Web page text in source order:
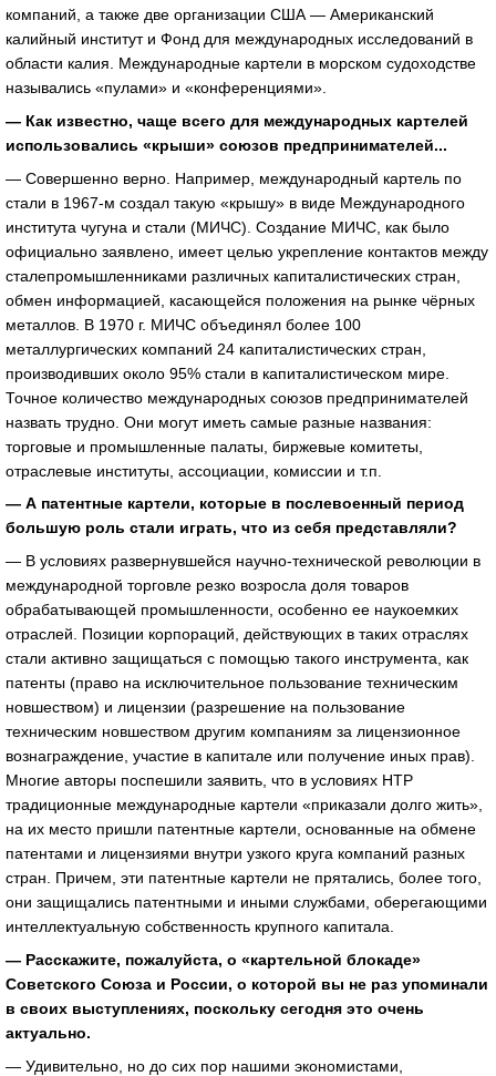
компаний, а также две организации США — Американский
калийный институт и Фонд для международных исследований в
области калия. Международные картели в морском судоходстве
назывались «пулами» и «конференциями».
— Как известно, чаще всего для международных картелей
использовались «крыши» союзов предпринимателей...
— Совершенно верно. Например, международный картель по
стали в 1967-м создал такую «крышу» в виде Международного
института чугуна и стали (МИЧС). Создание МИЧС, как было
официально заявлено, имеет целью укрепление контактов между
сталепромышленниками различных капиталистических стран,
обмен информацией, касающейся положения на рынке чёрных
металлов. В 1970 г. МИЧС объединял более 100
металлургических компаний 24 капиталистических стран,
производивших около 95% стали в капиталистическом мире.
Точное количество международных союзов предпринимателей
назвать трудно. Они могут иметь самые разные названия:
торговые и промышленные палаты, биржевые комитеты,
отраслевые институты, ассоциации, комиссии и т.п.
— А патентные картели, которые в послевоенный период
большую роль стали играть, что из себя представляли?
— В условиях развернувшейся научно-технической революции в
международной торговле резко возросла доля товаров
обрабатывающей промышленности, особенно ее наукоемких
отраслей. Позиции корпораций, действующих в таких отраслях
стали активно защищаться с помощью такого инструмента, как
патенты (право на исключительное пользование техническим
новшеством) и лицензии (разрешение на пользование
техническим новшеством другим компаниям за лицензионное
вознаграждение, участие в капитале или получение иных прав).
Многие авторы поспешили заявить, что в условиях НТР
традиционные международные картели «приказали долго жить»,
на их место пришли патентные картели, основанные на обмене
патентами и лицензиями внутри узкого круга компаний разных
стран. Причем, эти патентные картели не прятались, более того,
они защищались патентными и иными службами, оберегающими
интеллектуальную собственность крупного капитала.
— Расскажите, пожалуйста, о «картельной блокаде»
Советского Союза и России, о которой вы не раз упоминали
в своих выступлениях, поскольку сегодня это очень
актуально.
— Удивительно, но до сих пор нашими экономистами,